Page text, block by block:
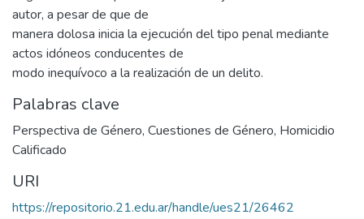
autor, a pesar de que de
manera dolosa inicia la ejecución del tipo penal mediante
actos idóneos conducentes de
modo inequívoco a la realización de un delito.
Palabras clave
Perspectiva de Género, Cuestiones de Género, Homicidio
Calificado
URI
https://repositorio.21.edu.ar/handle/ues21/26462